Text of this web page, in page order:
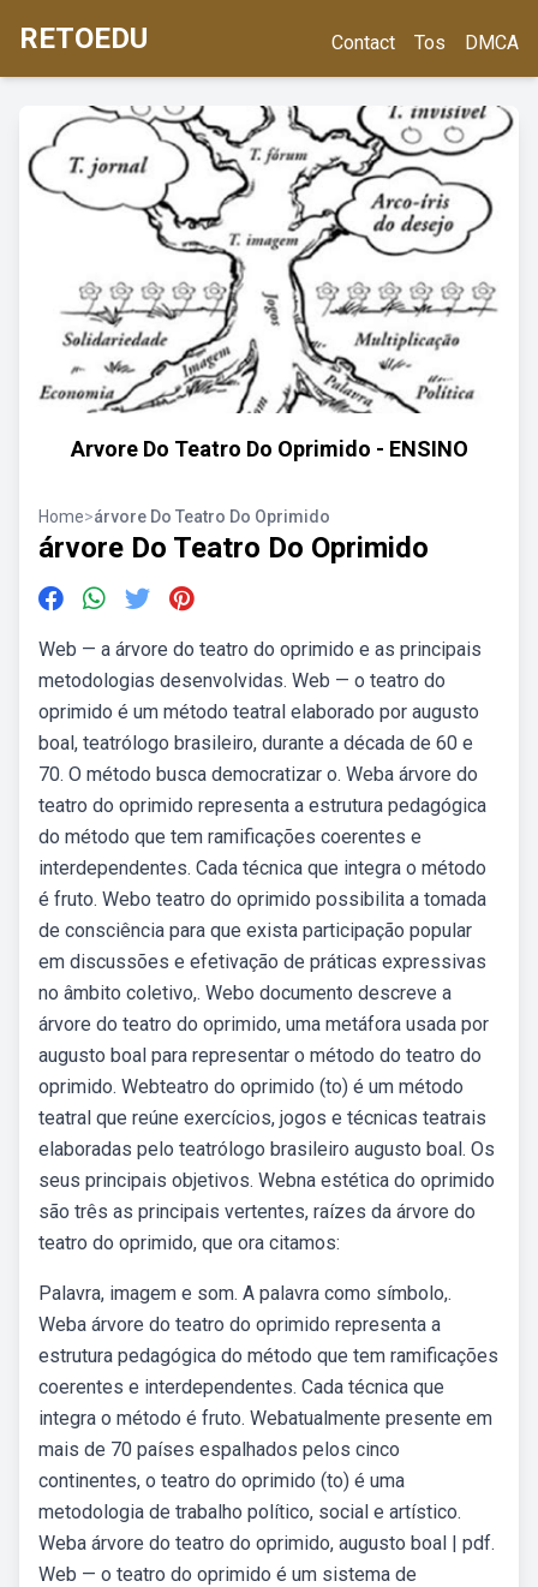
RETOEDU Contact Tos DMCA
Arvore Do Teatro Do Oprimido - ENSINO
Home>árvore Do Teatro Do Oprimido
árvore Do Teatro Do Oprimido
Web — a árvore do teatro do oprimido e as principais
metodologias desenvolvidas. Web — o teatro do
oprimido é um método teatral elaborado por augusto
boal, teatrólogo brasileiro, durante a década de 60 e
70. O método busca democratizar o. Weba árvore do
teatro do oprimido representa a estrutura pedagógica
do método que tem ramificações coerentes e
interdependentes. Cada técnica que integra o método
é fruto. Webo teatro do oprimido possibilita a tomada
de consciência para que exista participação popular
em discussões e efetivação de práticas expressivas
no âmbito coletivo,. Webo documento descreve a
árvore do teatro do oprimido, uma metáfora usada por
augusto boal para representar o método do teatro do
oprimido. Webteatro do oprimido (to) é um método
teatral que reúne exercícios, jogos e técnicas teatrais
elaboradas pelo teatrólogo brasileiro augusto boal. Os
seus principais objetivos. Webna estética do oprimido
são três as principais vertentes, raízes da árvore do
teatro do oprimido, que ora citamos:
Palavra, imagem e som. A palavra como símbolo,.
Weba árvore do teatro do oprimido representa a
estrutura pedagógica do método que tem ramificações
coerentes e interdependentes. Cada técnica que
integra o método é fruto. Webatualmente presente em
mais de 70 países espalhados pelos cinco
continentes, o teatro do oprimido (to) é uma
metodologia de trabalho político, social e artístico.
Weba árvore do teatro do oprimido, augusto boal | pdf.
Web — o teatro do oprimido é um sistema de